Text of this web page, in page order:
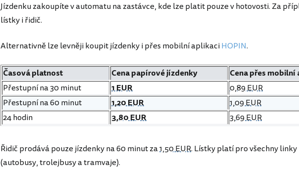
Jízdenku zakoupíte v automatu na zastávce, kde lze platit pouze v hotovosti. Za
lístky i řidič.
Alternativně lze levněji koupit jízdenky i přes mobilní aplikaciHOPIN.
Časová platnost Cena papírové jízdenky
Cena přes mobilní
Přestupní na 30 minut
1 EUR
0,89 EUR
Přestupní na 60 minut
1,20 EUR
1,09 EUR
24 hodin
3,80 EUR 3,69 EUR
Řidič prodává pouze jízdenky na 60 minut za1,50 EUR. Lístky platí pro všechny linky
(autobusy, trolejbusy a tramvaje).